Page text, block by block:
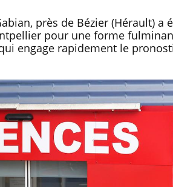
près de Bézier (Hérault) a
pour une forme
engage rapidement le